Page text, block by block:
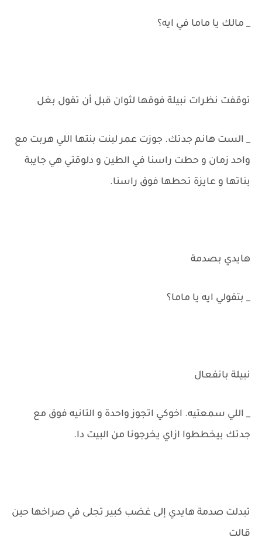
_ مالك يا ماما في ايه؟
توقفت نظرات نبيلة فوقها لثوان قبل أن تقول بغل
_ الست هانم جدتك. جوزت عمر لبنت بنتها اللي هربت مع
واحد زمان و حطت راسنا في الطين و دلوقتي هي جايبة
بناتها و عايزة تحطها فوق راسنا.
هايدي بصدمة
_ بتقولي ايه يا ماما؟
نبيلة بانفعال
_ اللي سمعتيه. اخوكي اتجوز واحدة و التانيه فوق مع
جدتك بيخططوا ازاي يخرجونا من البيت دا.
تبدلت صدمة هايدي إلى غضب كبير تجلى في صراخها حين
قالت